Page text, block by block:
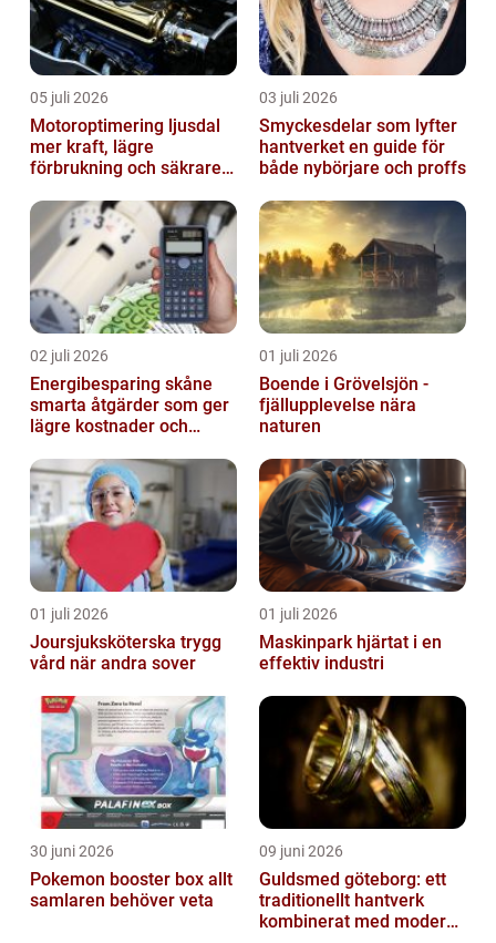
05 juli 2026
Motoroptimering ljusdal
mer kraft, lägre
förbrukning och säkrare
03 juli 2026
Smyckesdelar som lyfter
hantverket en guide för
både nybörjare och proffs
02 juli 2026
Energibesparing skåne
smarta åtgärder som ger
lägre kostnader och
01 juli 2026
Boende i Grövelsjön -
fjällupplevelse nära
naturen
01 juli 2026
Joursjuksköterska trygg
vård när andra sover
01 juli 2026
Maskinpark hjärtat i en
effektiv industri
30 juni 2026
Pokemon booster box allt
samlaren behöver veta
09 juni 2026
Guldsmed göteborg: ett
traditionellt hantverk
kombinerat med modern